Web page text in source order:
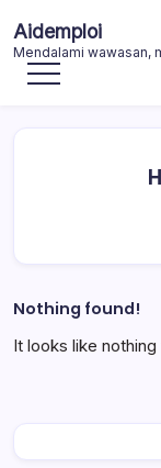
to
content
Aidemploi
Mendalami wawasan,
Nothing found!
It looks like